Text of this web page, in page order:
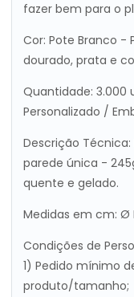
fazer bem para o
Cor: Pote Branco -
dourado, prata e
Quantidade: 3.000
Personalizado /
Descrição
parede única -
quente e gelado.
Medidas em cm: Ø
Condições de
1) Pedido mínimo
produto/tamanho;